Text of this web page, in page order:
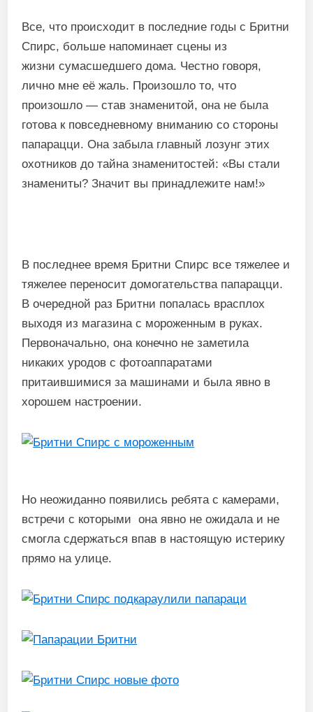
Все, что происходит в последние годы с Бритни
Спирс, больше напоминает сцены из
жизни сумасшедшего дома. Честно говоря,
лично мне её жаль. Произошло то, что
произошло — став знаменитой, она не была
готова к повседневному вниманию со стороны
папарацци. Она забыла главный лозунг этих
охотников до тайна знаменитостей: «Вы стали
знамениты? Значит вы принадлежите нам!»
В последнее время Бритни Спирс все тяжелее и
тяжелее переносит домогательства папарацци.
В очередной раз Бритни попалась врасплох
выходя из магазина с мороженным в руках.
Первоначально, она конечно не заметила
никаких уродов с фотоаппаратами
притаившимися за машинами и была явно в
хорошем настроении.
Но неожиданно появились ребята с камерами,
встречи с которыми она явно не ожидала и не
смогла сдержаться впав в настоящую истерику
прямо на улице.